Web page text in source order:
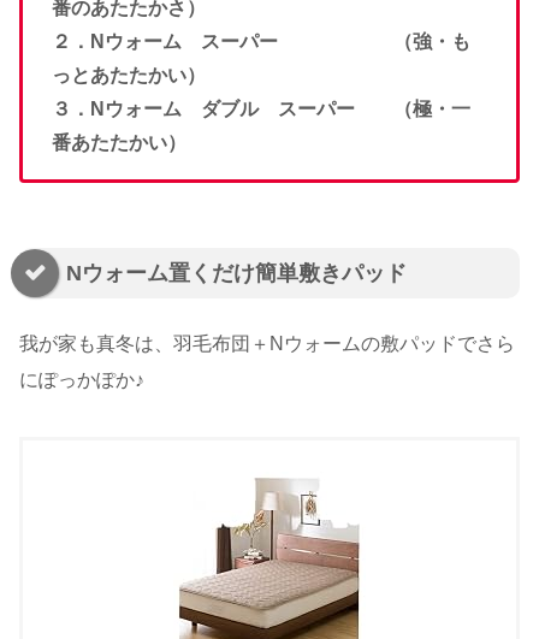
番のあたたかさ）
２．Nウォーム スーパー （強・も
っとあたたかい）
３．Nウォーム ダブル スーパー （極・一
番あたたかい）
Nウォーム置くだけ簡単敷きパッド
我が家も真冬は、羽毛布団＋Nウォームの敷パッドでさら
にぽっかぽか♪